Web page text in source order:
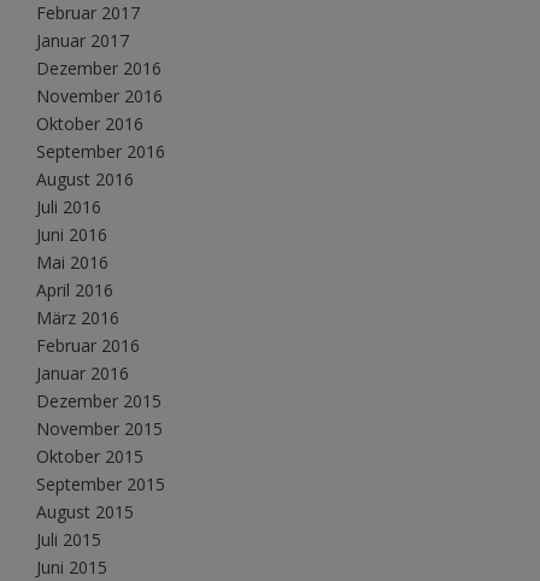
Februar 2017
Januar 2017
Dezember 2016
November 2016
Oktober 2016
September 2016
August 2016
Juli 2016
Juni 2016
Mai 2016
April 2016
März 2016
Februar 2016
Januar 2016
Dezember 2015
November 2015
Oktober 2015
September 2015
August 2015
Juli 2015
Juni 2015